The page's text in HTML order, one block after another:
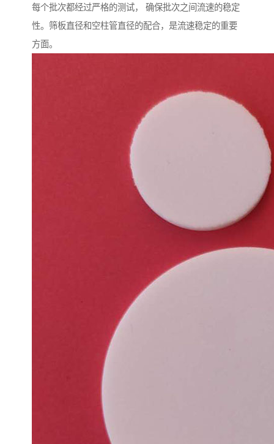
每个批次都经过严格的测试， 确保批次之间流速的稳定
性。筛板直径和空柱管直径的配合，是流速稳定的重要
方面。